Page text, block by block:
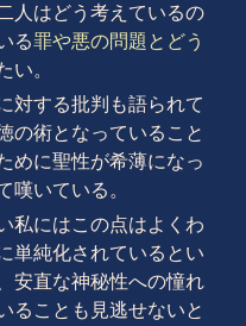
人はどう考えているの
る罪や悪の問題とどう
い。
対する批判も語られて
の術となっていること
めに聖性が希薄になっ
嘆いている。
私にはこの点はよくわ
単純化されているとい
安直な神秘性への憧れ
ることも見逃せないと